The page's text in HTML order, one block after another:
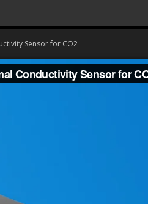
Sensor for CO2